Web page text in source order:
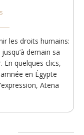
les droits humains:
demain sa
quelques clics,
en Égypte
Atena
bat en Afrique du